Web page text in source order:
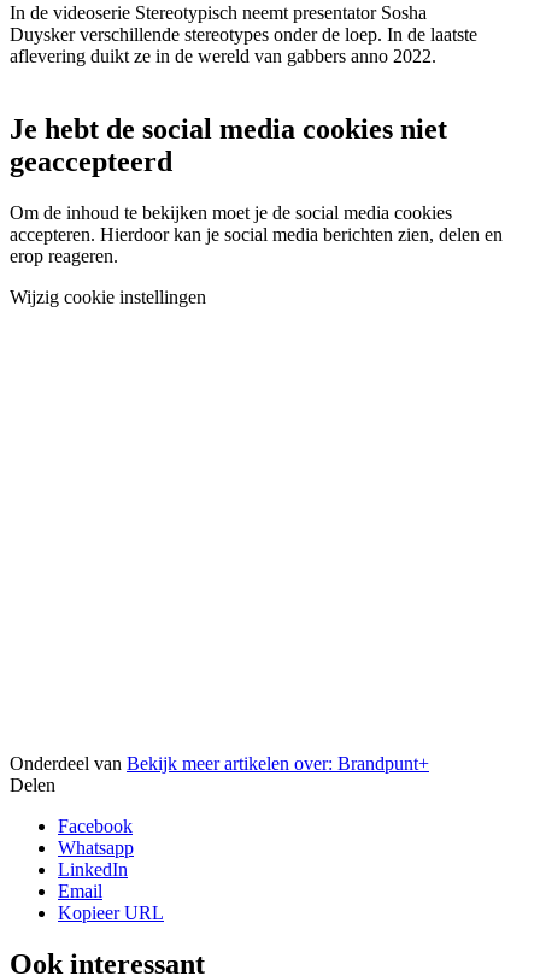
In de videoserie Stereotypisch neemt presentator Sosha
Duysker verschillende stereotypes onder de loep. In de laatste
aflevering duikt ze in de wereld van gabbers anno 2022.
Je hebt de social media cookies niet
geaccepteerd
Om de inhoud te bekijken moet je de social media cookies
accepteren. Hierdoor kan je social media berichten zien, delen en
erop reageren.
Wijzig cookie instellingen
Onderdeel van Bekijk meer artikelen over: Brandpunt+
Delen
Facebook
Whatsapp
LinkedIn
Email
Kopieer URL
Ook interessant